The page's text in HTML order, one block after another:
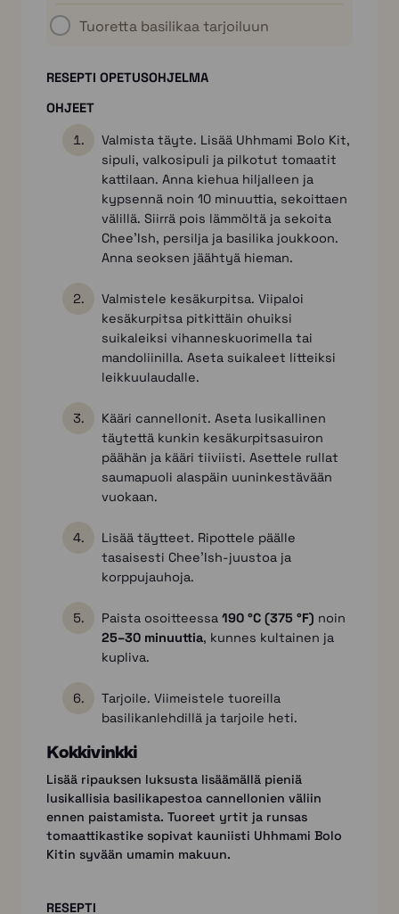
Tuoretta basilikaa tarjoiluun
RESEPTI OPETUSOHJELMA
OHJEET
Valmista täyte. Lisää Uhhmami Bolo Kit,
sipuli, valkosipuli ja pilkotut tomaatit
kattilaan. Anna kiehua hiljalleen ja
kypsennä noin 10 minuuttia, sekoittaen
välillä. Siirrä pois lämmöltä ja sekoita
Chee’Ish, persilja ja basilika joukkoon.
Anna seoksen jäähtyä hieman.
Valmistele kesäkurpitsa. Viipaloi
kesäkurpitsa pitkittäin ohuiksi
suikaleiksi vihanneskuorimella tai
mandoliinilla. Aseta suikaleet litteiksi
leikkuulaudalle.
Kääri cannellonit. Aseta lusikallinen
täytettä kunkin kesäkurpitsasuiron
päähän ja kääri tiiviisti. Asettele rullat
saumapuoli alaspäin uuninkestävään
vuokaan.
Lisää täytteet. Ripottele päälle
tasaisesti Chee’Ish-juustoa ja
korppujauhoja.
Paista osoitteessa 190 °C (375 °F) noin
25–30 minuuttia, kunnes kultainen ja
kupliva.
Tarjoile. Viimeistele tuoreilla
basilikanlehdillä ja tarjoile heti.
Kokkivinkki
Lisää ripauksen luksusta lisäämällä pieniä
lusikallisia basilikapestoa cannellonien väliin
ennen paistamista. Tuoreet yrtit ja runsas
tomaattikastike sopivat kauniisti Uhhmami Bolo
Kitin syvään umamin makuun.
RESEPTI